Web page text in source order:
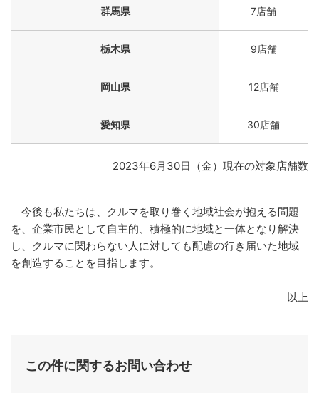
群馬県 7店舗
栃木県 9店舗
岡山県 12店舗
愛知県 30店舗
2023年6月30日（金）現在の対象店舗数
今後も私たちは、クルマを取り巻く地域社会が抱える問題
を、企業市民として自主的、積極的に地域と一体となり解決
し、クルマに関わらない人に対しても配慮の行き届いた地域
を創造することを目指します。
以上
この件に関するお問い合わせ